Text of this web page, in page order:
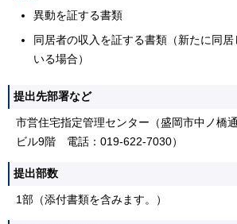
異動を証する書類
同居者の収入を証する書類（新たに同
いる場合）
提出先部署など
市営住宅指定管理センター（盛岡市中ノ橋
ビル9階 電話：019-622-7030）
提出部数
1部（添付書類を含みます。）